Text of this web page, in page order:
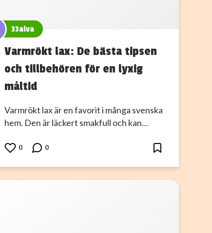
33alva
Varmrökt lax: De bästa tipsen
och tillbehören för en lyxig
måltid
Varmrökt lax är en favorit i många svenska
hem. Den är läckert smakfull och kan…
0 0